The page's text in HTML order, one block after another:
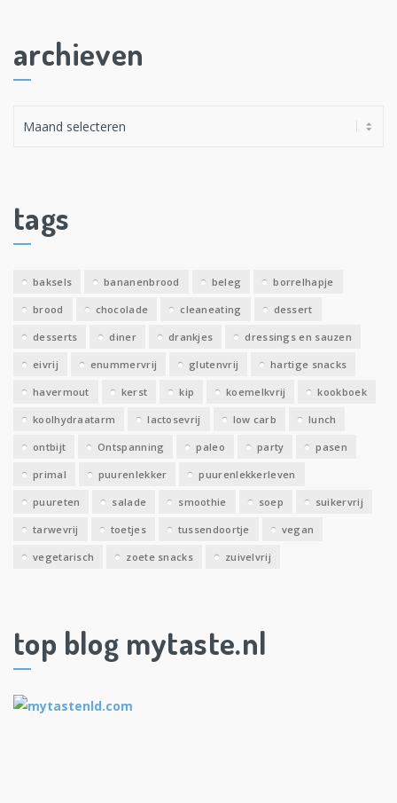
archieven
e
v
tags
baksels bananenbrood beleg borrelhapje
brood chocolade cleaneating dessert
desserts diner drankjes dressings en sauzen
eivrij enummervrij glutenvrij hartige snacks
havermout kerst kip koemelkvrij kookboek
koolhydraatarm lactosevrij low carb lunch
ontbijt Ontspanning paleo party pasen
primal puurenlekker puurenlekkerleven
puureten salade smoothie soep suikervrij
tarwevrij toetjes tussendoortje vegan
vegetarisch zoete snacks zuivelvrij
top blog mytaste.nl